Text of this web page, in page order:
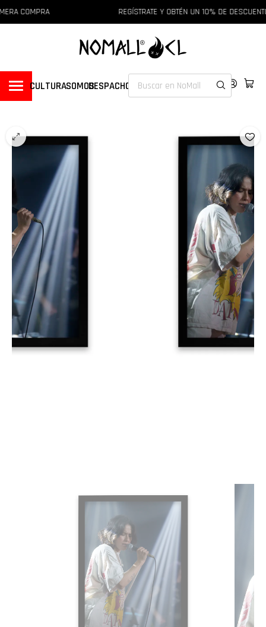
COMPRA REGÍSTRATE Y OBTÉN UN 10% DE
CULTURASOMOSDESPACHOS